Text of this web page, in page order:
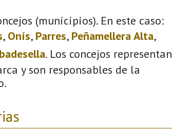
(municipios). En este caso:
, Onís, Parres, Peñamellera Alta,
. Los concejos representan
y son responsables de la